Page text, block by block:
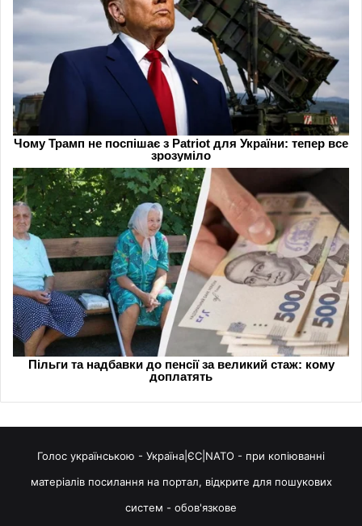
Голос українською - Україна|ЄС|NATO - при копіюванні
матеріалів посилання на портал, відкрите для пошукових
систем - обов'язкове